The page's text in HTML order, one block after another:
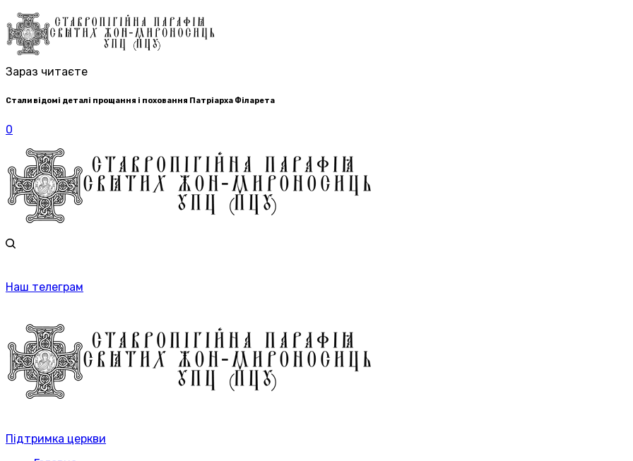
Зараз читаєте
Стали відомі деталі прощання і поховання Патріарха Філарета
0
Наш телеграм
Підтримка церкви